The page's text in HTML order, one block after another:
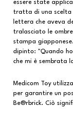
essere state
tratta di una scelta
lettera che aveva
tralasciato le
stampa
dipinto: "Quando
che mi è sembrata
Medicom Toy
per garantire un
Be@rbrick. Ciò